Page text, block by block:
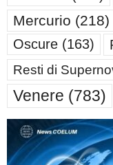
Mercurio (218)
Oscure (163)
Resti di
Venere (783)